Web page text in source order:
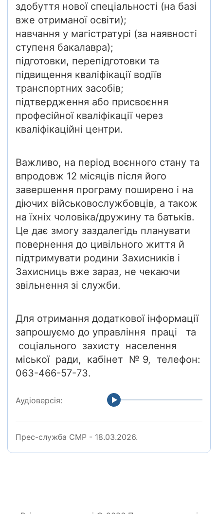
здобуття нової спеціальності (на базі
вже отриманої освіти);
навчання у магістратурі (за наявності
ступеня бакалавра);
підготовки, перепідготовки та
підвищення кваліфікації водіїв
транспортних засобів;
підтвердження або присвоєння
професійної кваліфікації через
кваліфікаційні центри.
Важливо, на період воєнного стану та
впродовж 12 місяців після його
завершення програму поширено і на
діючих військовослужбовців, а також
на їхніх чоловіка/дружину та батьків.
Це дає змогу заздалегідь планувати
повернення до цивільного життя й
підтримувати родини Захисників і
Захисниць вже зараз, не чекаючи
звільнення зі служби.
Для отримання додаткової інформації
запрошуємо до управління праці та
соціального захисту населення
міської ради, кабінет № 9, телефон:
063-466-57-73.
Аудіоверсія:
Прес-служба СМР - 18.03.2026.